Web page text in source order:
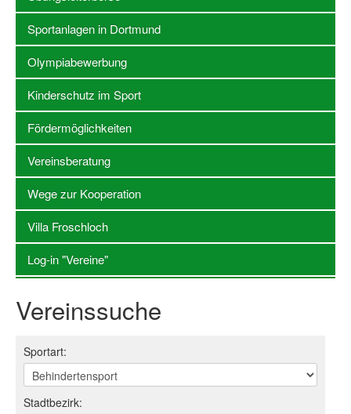
Stellenangebote SSB Dortmund
Vereine
Vereinssuche
Übungsleiterbörse
Sportanlagen in Dortmund
Olympiabewerbung
Fördermöglichkeiten
Vereinsberatung
Wege zur Kooperation
Log-in "Vereine"
Qualifizierung
Sportanlagen in Dortmund
Olympiabewerbung
Kinderschutz im Sport
Fördermöglichkeiten
Vereinsberatung
Wege zur Kooperation
Villa Froschloch
Log-in "Vereine"
Vereinssuche
Sportart:
Stadtbezirk: